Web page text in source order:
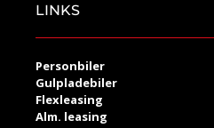
LINKS
Personbiler
Gulpladebiler
Flexleasing
Alm. leasing